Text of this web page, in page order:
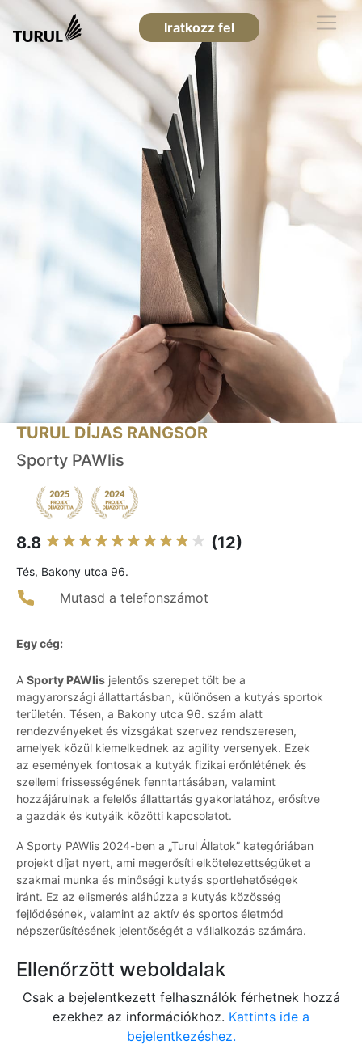
Iratkozz fel
TURUL DÍJAS RANGSOR
Sporty PAWlis
8.8 (12)
Tés, Bakony utca 96.
Mutasd a telefonszámot
Egy cég:
A Sporty PAWlis jelentős szerepet tölt be a
magyarországi állattartásban, különösen a kutyás sportok
területén. Tésen, a Bakony utca 96. szám alatt
rendezvényeket és vizsgákat szervez rendszeresen,
amelyek közül kiemelkednek az agility versenyek. Ezek
az események fontosak a kutyák fizikai erőnlétének és
szellemi frissességének fenntartásában, valamint
hozzájárulnak a felelős állattartás gyakorlatához, erősítve
a gazdák és kutyáik közötti kapcsolatot.
A Sporty PAWlis 2024-ben a „Turul Állatok” kategóriában
projekt díjat nyert, ami megerősíti elkötelezettségüket a
szakmai munka és minőségi kutyás sportlehetőségek
iránt. Ez az elismerés aláhúzza a kutyás közösség
fejlődésének, valamint az aktív és sportos életmód
népszerűsítésének jelentőségét a vállalkozás számára.
Ellenőrzött weboldalak
Csak a bejelentkezett felhasználók férhetnek hozzá
ezekhez az információkhoz. Kattints ide a
bejelentkezéshez.